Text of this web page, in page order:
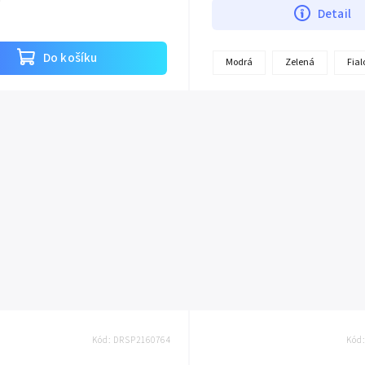
Do košíku
Detail
Modrá Zelená
Kód: DRSP2160764 Kód: